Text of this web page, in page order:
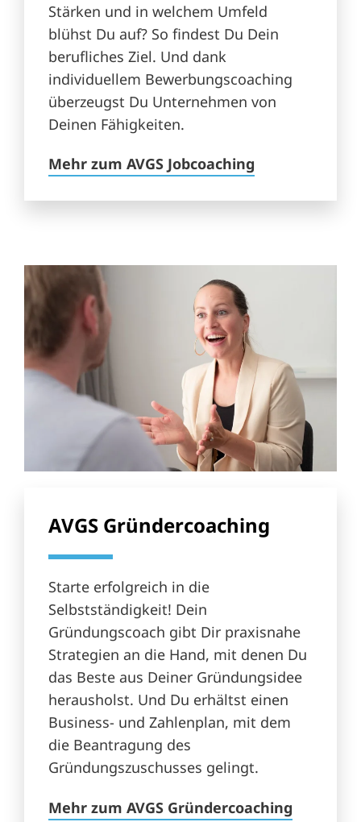
Stärken und in welchem Umfeld
blühst Du auf? So findest Du Dein
berufliches Ziel. Und dank
individuellem Bewerbungscoaching
überzeugst Du Unternehmen von
Deinen Fähigkeiten.
Mehr zum AVGS Jobcoaching
AVGS Gründercoaching
Starte erfolgreich in die
Selbstständigkeit! Dein
Gründungscoach gibt Dir praxisnahe
Strategien an die Hand, mit denen Du
das Beste aus Deiner Gründungsidee
herausholst. Und Du erhältst einen
Business- und Zahlenplan, mit dem
die Beantragung des
Gründungszuschusses gelingt.
Mehr zum AVGS Gründercoaching